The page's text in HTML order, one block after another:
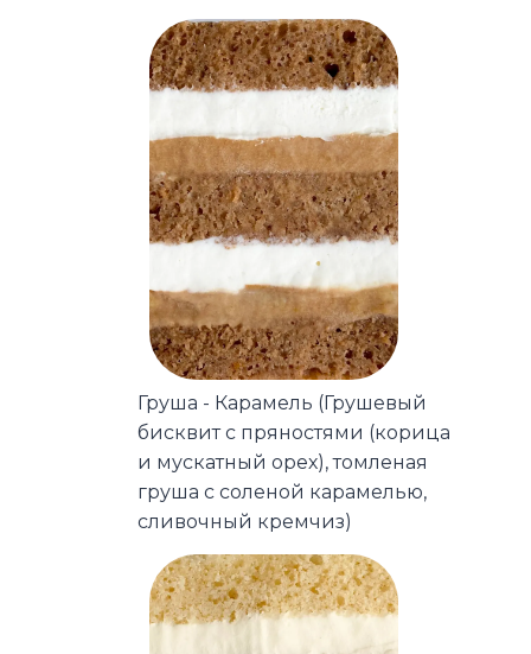
Груша - Карамель (Грушевый
бисквит с пряностями (корица
и мускатный орех), томленая
груша с соленой карамелью,
сливочный кремчиз)